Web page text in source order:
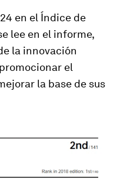
en el Índice de
lee en el informe,
la innovación
el
la base de sus